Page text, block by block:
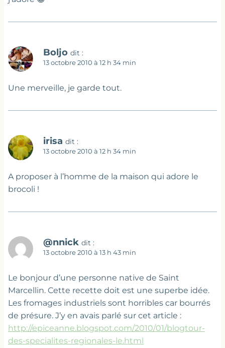
Boljo dit :
13 octobre 2010 à 12 h 34 min
Une merveille, je garde tout.
irisa dit :
13 octobre 2010 à 12 h 34 min
A proposer à l’homme de la maison qui adore le
brocoli !
@nnick dit :
13 octobre 2010 à 13 h 43 min
Le bonjour d’une personne native de Saint
Marcellin. Cette recette doit est une superbe idée.
Les fromages industriels sont horribles car bourrés
de présure. J’y en avais parlé sur cet article :
http://epiceanne.blogspot.com/2010/01/blogtour-
des-specialites-regionales-le.html